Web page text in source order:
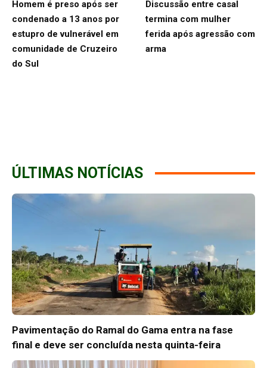
Homem é preso após ser
condenado a 13 anos por
estupro de vulnerável em
comunidade de Cruzeiro
do Sul
Discussão entre casal
termina com mulher
ferida após agressão com
arma
ÚLTIMAS NOTÍCIAS
Pavimentação do Ramal do Gama entra na fase
final e deve ser concluída nesta quinta-feira